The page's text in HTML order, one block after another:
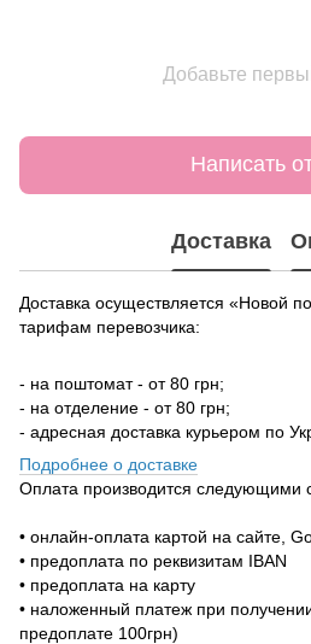
Добавьте
Написать
Доставка
Доставка осуществляется «Новой
тарифам перевозчика:
- на поштомат - от 80 грн;
- на отделение - от 80 грн;
- адресная доставка курьером по
Подробнее о доставке
Оплата производится следующими
• онлайн-оплата картой на сайте,
• предоплата по реквизитам IBAN
• предоплата на карту
• наложенный платеж при
предоплате 100грн)